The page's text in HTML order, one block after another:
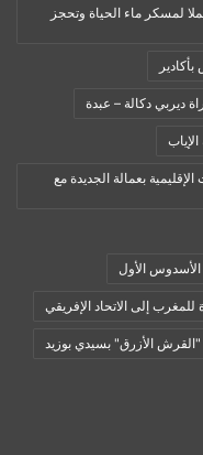
لمسكر ماء الحياة وتحجز
ديربي دكالة – عبدة
حصيلة 2011-2016 للجمعيات الإقليمية بعمالة الجديدة مع
الأول
إلى الاتحاد الإفريقي
الأزرق" بسيدي بوزيد